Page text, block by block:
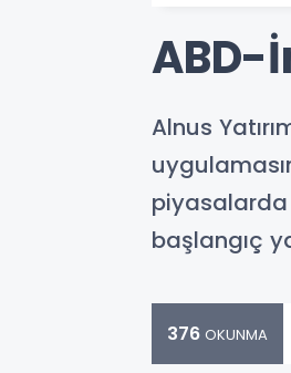
ABD-
Alnus
piyasalarda
başlangıç
376 OKUNMA